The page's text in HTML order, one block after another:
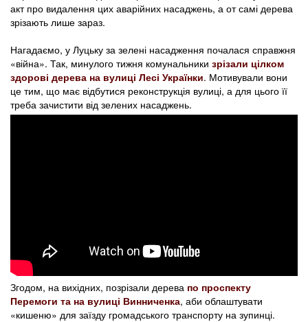
акт про видалення цих аварійних насаджень, а от самі дерева
зрізають лише зараз.
Нагадаємо, у Луцьку за зелені насадження почалася справжня
«війна». Так, минулого тижня комунальники зрізали цілком
здорові дерева на вулиці Лесі Українки. Мотивували вони
це тим, що має відбутися реконструкція вулиці, а для цього її
треба зачистити від зелених насаджень.
Згодом, на вихідних, позрізали дерева по проспекту
Перемоги та на вулиці Винниченка, аби облаштувати
«кишеню» для заїзду громадського транспорту на зупинці.